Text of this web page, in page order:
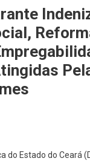
do Estado do Ceará